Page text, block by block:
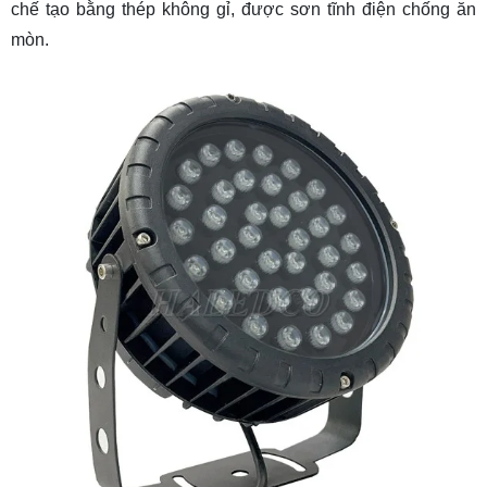
chế tạo bằng thép không gỉ, được sơn tĩnh điện chống ăn
mòn.